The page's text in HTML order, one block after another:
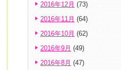
2016年12月 (73)
2016年11月 (64)
2016年10月 (62)
2016年9月 (49)
2016年8月 (47)